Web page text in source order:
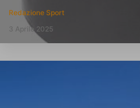
Redazione Sport
3 Aprile 2025